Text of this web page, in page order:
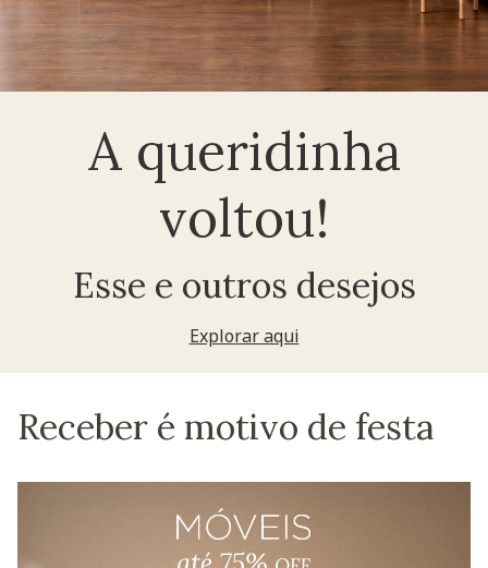
A queridinha
voltou!
Esse e outros desejos
Explorar aqui
Receber é motivo de festa